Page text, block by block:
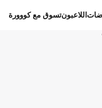
اللاعبونتسوق مع كووورة